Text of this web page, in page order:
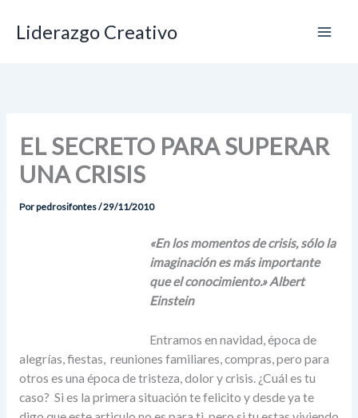
Liderazgo Creativo
EL SECRETO PARA SUPERAR
UNA CRISIS
Porpedrosifontes/29/11/2010
«En los momentos de crisis, sólo la
imaginación es más importante
que el conocimiento.» Albert
Einstein
Entramos en navidad, época de
alegrías, fiestas, reuniones familiares, compras, pero para
otros es una época de tristeza, dolor y crisis. ¿Cuál es tu
caso? Si es la primera situación te felicito y desde ya te